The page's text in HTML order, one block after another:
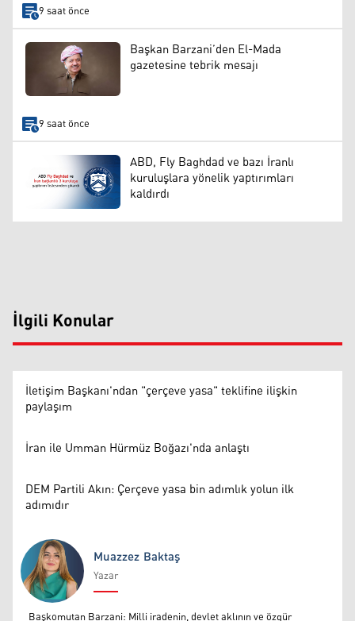
9 saat önce
Başkan Barzani’den El-Mada
gazetesine tebrik mesajı
9 saat önce
ABD, Fly Baghdad ve bazı İranlı
kuruluşlara yönelik yaptırımları
kaldırdı
İlgili Konular
İletişim Başkanı'ndan "çerçeve yasa" teklifine ilişkin
paylaşım
İran ile Umman Hürmüz Boğazı'nda anlaştı
DEM Partili Akın: Çerçeve yasa bin adımlık yolun ilk
adımıdır
Muazzez Baktaş
Muazzez Baktaş
Yazar